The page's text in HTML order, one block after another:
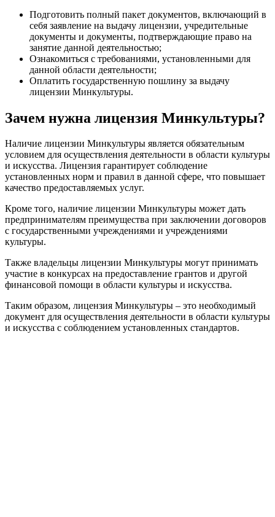
Подготовить полный пакет документов, включающий в
себя заявление на выдачу лицензии, учредительные
документы и документы, подтверждающие право на
занятие данной деятельностью;
Ознакомиться с требованиями, установленными для
данной области деятельности;
Оплатить государственную пошлину за выдачу
лицензии Минкультуры.
Зачем нужна лицензия Минкультуры?
Наличие лицензии Минкультуры является обязательным
условием для осуществления деятельности в области культуры
и искусства. Лицензия гарантирует соблюдение
установленных норм и правил в данной сфере, что повышает
качество предоставляемых услуг.
Кроме того, наличие лицензии Минкультуры может дать
предпринимателям преимущества при заключении договоров
с государственными учреждениями и учреждениями
культуры.
Также владельцы лицензии Минкультуры могут принимать
участие в конкурсах на предоставление грантов и другой
финансовой помощи в области культуры и искусства.
Таким образом, лицензия Минкультуры – это необходимый
документ для осуществления деятельности в области культуры
и искусства с соблюдением установленных стандартов.